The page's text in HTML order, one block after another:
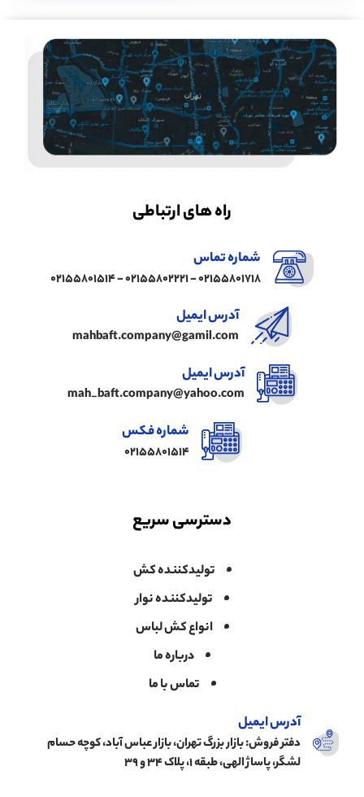
راه های ارتباطی
شماره تماس
02155801718 - 02155802221 - 02155801514
آدرس ایمیل
mahbaft.company@gamil.com
آدرس ایمیل
mah_baft.company@yahoo.com
شماره فکس
02155801514
دسترسی سریع
تولیدکننده کش
تولیدکننده نوار
انواع کش لباس
درباره ما
تماس با ما
آدرس ایمیل
دفتر فروش: بازار بزرگ تهران، بازار عباس آباد، کوچه حسام
لشگر، پاساژ الهی، طبقه ۱، پلاک ۳۴ و ۳۹